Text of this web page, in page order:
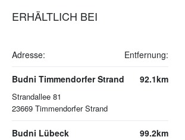
ERHÄLTLICH BEI
Adresse: Entfernung:
Budni Timmendorfer Strand
Strandallee 81
23669 Timmendorfer Strand
92.1km
Budni Lübeck 99.2km